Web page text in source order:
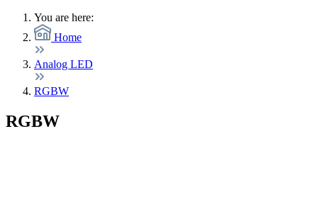
You are here:
Home
Analog LED
RGBW
RGBW